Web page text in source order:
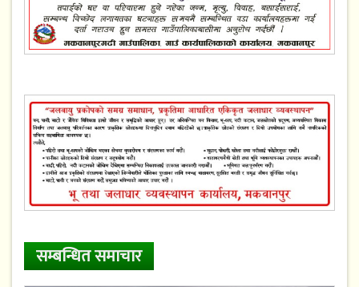
सम्बन्धित समाचार